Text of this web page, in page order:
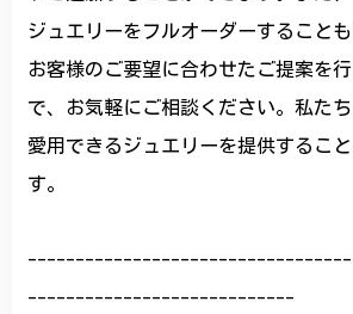
ジュエリーをフルオーダーすることも
お客様のご要望に合わせたご提案を
で、お気軽にご相談ください。私た
愛用できるジュエリーを提供するこ
す。
----------------------------